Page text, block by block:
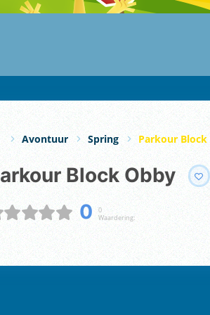
Avontuur Spring Parkour Block
Parkour Block Obby
0
0
Waardering: